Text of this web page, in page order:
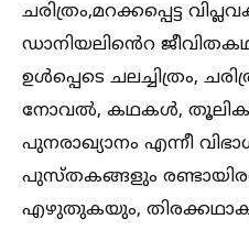
ചരിത്രം,മറക്കപ്പെട്ട
ഡാനിയലിൻെറ
ഉള്‍പ്പെടെ ചലച്ചിത്രം,
നോവല്‍, കഥകള്‍, തൂലികാ
പുനരാഖ്യാനം എന്നീ
പുസ്തകങ്ങളും
എഴുതുകയും,